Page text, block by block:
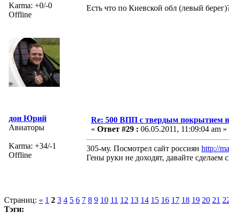
Karma: +0/-0
Offline
Есть что по Киевской обл (левый
дон Юрий
Авиаторы
Karma: +34/-1
Offline
Re: 500 ВПП с твердым покрытием
« Ответ #29 : 06.05.2011, 11:09:04 am »
305-му. Посмотрел сайт россиян http://
Гены руки не доходят, давайте
Страниц: « 1 2 3 4 5 6 7 8 9 10 11 12 13 14 15 16 17 18 19 20 21
Тэги: